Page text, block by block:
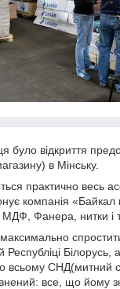
було відкриття
в Мінську.
практично весь
компанія «Байкал
Фанера, нитки і т.
Республіці Білорусь,
всьому СНД(митний
все, що йому